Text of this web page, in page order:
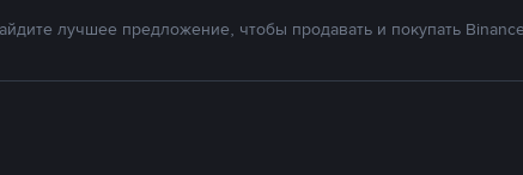
лучшее предложение, чтобы продавать и покупать